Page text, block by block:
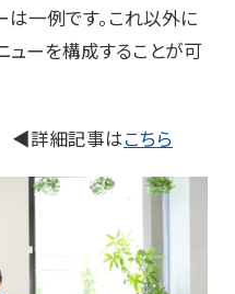
一例です。これ以外に
ューを構成することが可
◀詳細記事はこちら